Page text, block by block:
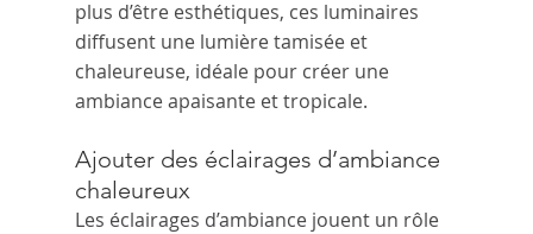
plus d’être esthétiques, ces luminaires
diffusent une lumière tamisée et
chaleureuse, idéale pour créer une
ambiance apaisante et tropicale.
Ajouter des éclairages d’ambiance
chaleureux
Les éclairages d’ambiance jouent un rôle